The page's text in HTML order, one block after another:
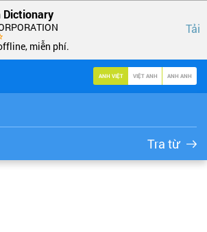
Dictionary
miễn phí.
Tải
ANH VIỆT VIỆT ANH ANH ANH
Tra từ